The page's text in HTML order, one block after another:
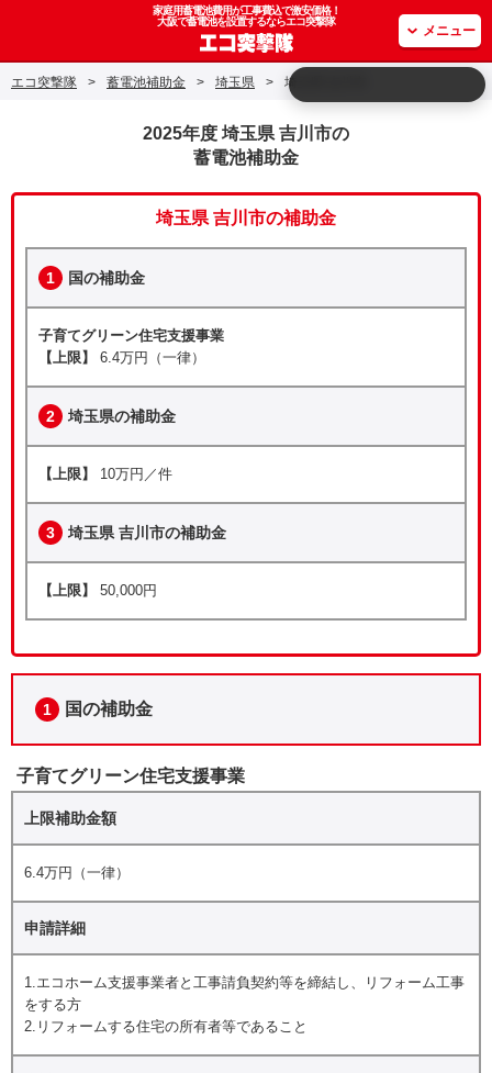
家庭用蓄電池費用が工事費込で激安価格！
大阪で蓄電池を設置するならエコ突撃隊
メニュー
エコ突撃隊 > 蓄電池補助金 > 埼玉県 > 埼玉県 吉川市
2025年度 埼玉県 吉川市の
蓄電池補助金
埼玉県 吉川市の補助金
1 国の補助金
子育てグリーン住宅支援事業
【上限】
6.4万円（一律）
2 埼玉県の補助金
【上限】 10万円／件
3 埼玉県 吉川市の補助金
【上限】 50,000円
1 国の補助金
子育てグリーン住宅支援事業
上限補助金額
6.4万円（一律）
申請詳細
1.エコホーム支援事業者と工事請負契約等を締結し、リフォーム工事
をする方
2.リフォームする住宅の所有者等であること